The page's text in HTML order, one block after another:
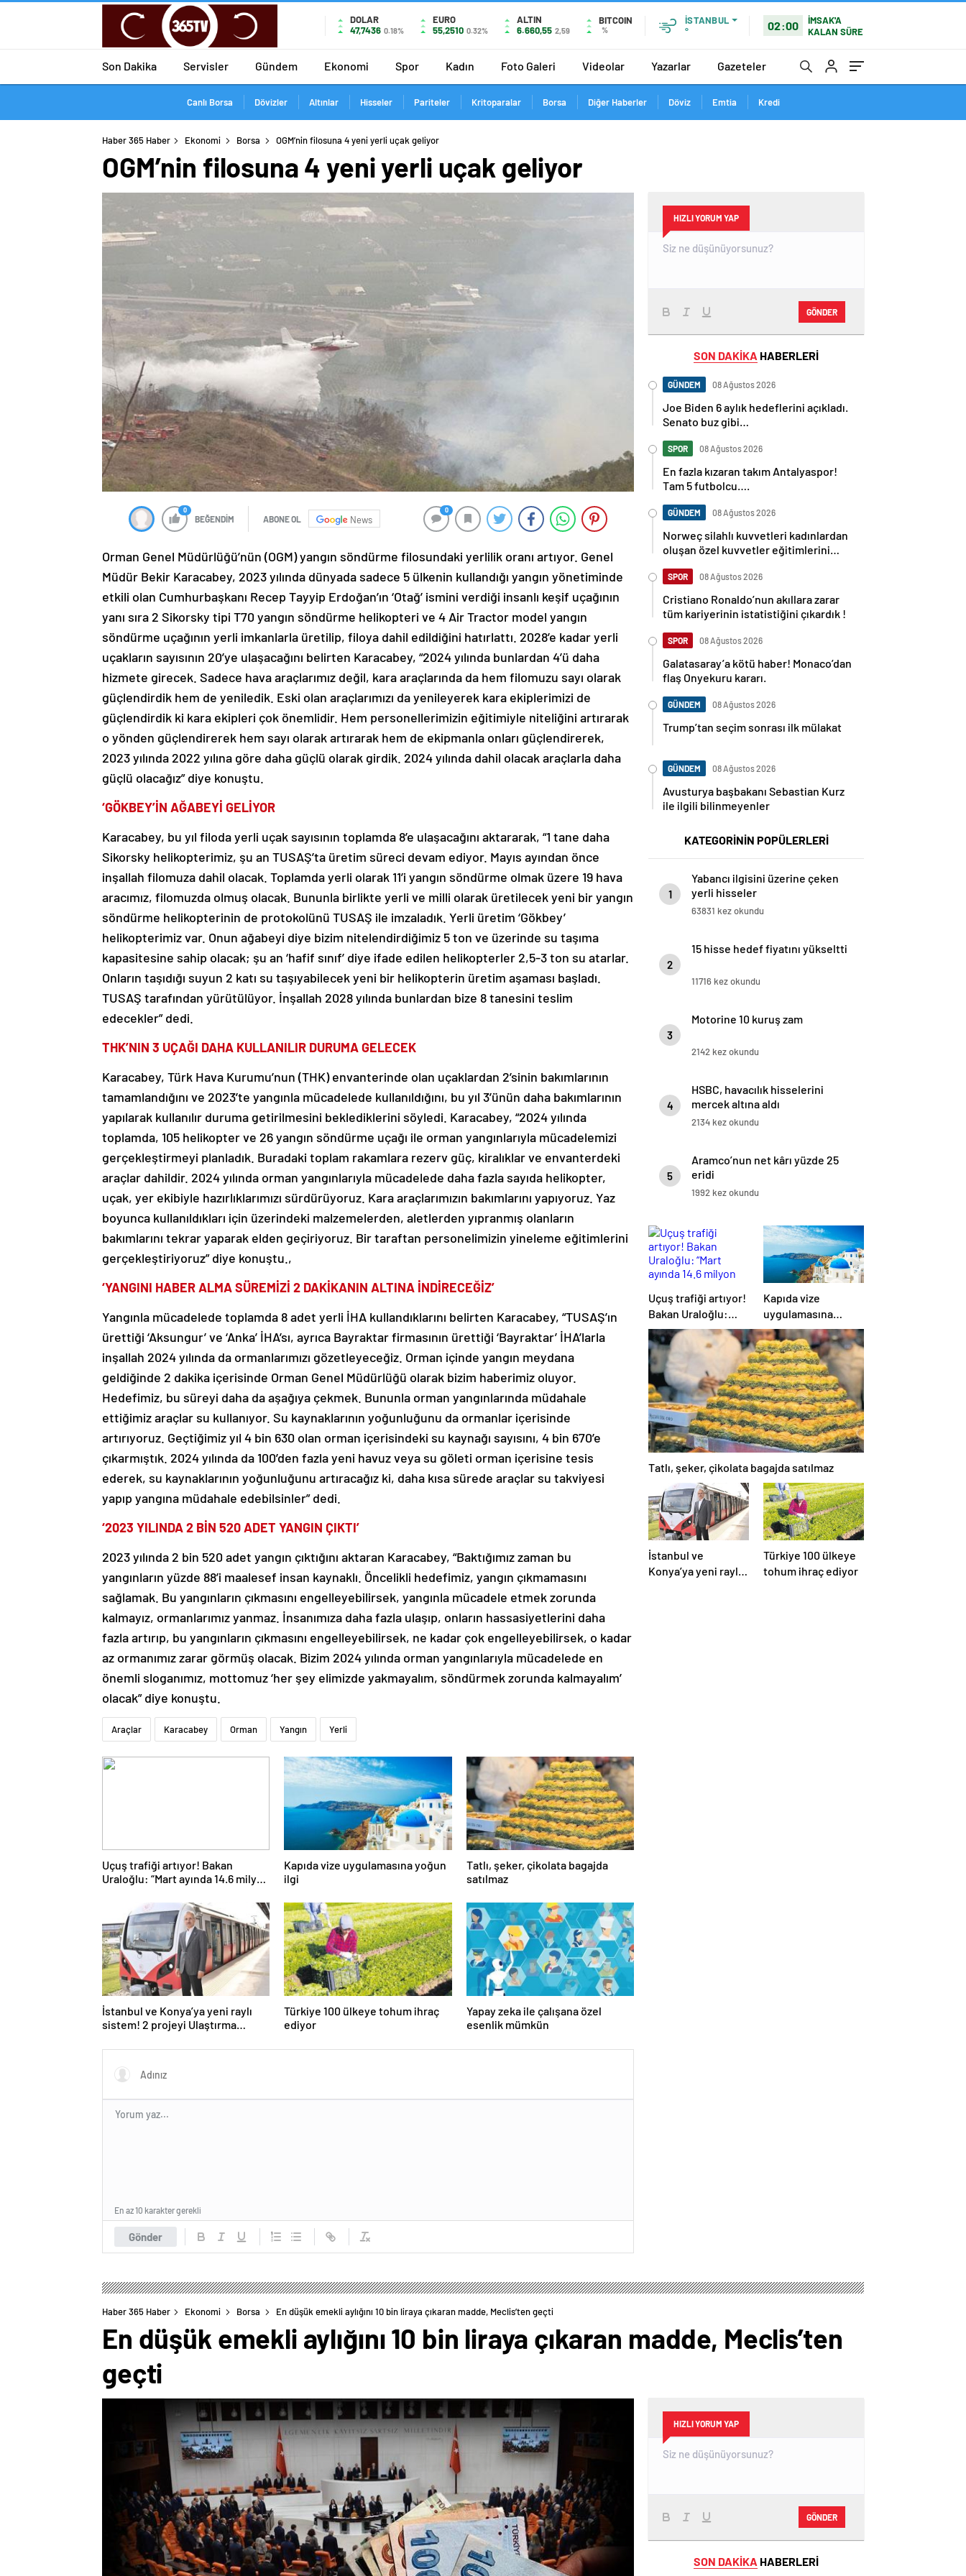
DOLAR
47,7436 0.18%
EURO
55,2510 0.32%
ALTIN
6.660,55 2,59
BITCOIN
%
İSTANBUL
°
02:00
İMSAK'A
KALAN SÜRE
Son Dakika Servisler Gündem Ekonomi Spor Kadın Foto Galeri Videolar Yazarlar Gazeteler
Canlı Borsa Dövizler Altınlar Hisseler Pariteler Kritoparalar Borsa Diğer Haberler Döviz Emtia Kredi
Haber 365 Haber Ekonomi Borsa OGM’nin filosuna 4 yeni yerli uçak geliyor
OGM’nin filosuna 4 yeni yerli uçak geliyor
0
BEĞENDİM ABONE OL News
0
Orman Genel Müdürlüğü’nün (OGM) yangın söndürme filosundaki yerlilik oranı artıyor. Genel
Müdür Bekir Karacabey, 2023 yılında dünyada sadece 5 ülkenin kullandığı yangın yönetiminde
etkili olan Cumhurbaşkanı Recep Tayyip Erdoğan’ın ‘Otağ’ ismini verdiği insanlı keşif uçağının
yanı sıra 2 Sikorsky tipi T70 yangın söndürme helikopteri ve 4 Air Tractor model yangın
söndürme uçağının yerli imkanlarla üretilip, filoya dahil edildiğini hatırlattı. 2028’e kadar yerli
uçakların sayısının 20’ye ulaşacağını belirten Karacabey, “2024 yılında bunlardan 4’ü daha
hizmete girecek. Sadece hava araçlarımız değil, kara araçlarında da hem filomuzu sayı olarak
güçlendirdik hem de yeniledik. Eski olan araçlarımızı da yenileyerek kara ekiplerimizi de
güçlendirdik ki kara ekipleri çok önemlidir. Hem personellerimizin eğitimiyle niteliğini artırarak
o yönden güçlendirerek hem sayı olarak artırarak hem de ekipmanla onları güçlendirerek,
2023 yılında 2022 yılına göre daha güçlü olarak girdik. 2024 yılında dahil olacak araçlarla daha
güçlü olacağız” diye konuştu.
‘GÖKBEY’İN AĞABEYİ GELİYOR
Karacabey, bu yıl filoda yerli uçak sayısının toplamda 8’e ulaşacağını aktararak, “1 tane daha
Sikorsky helikopterimiz, şu an TUSAŞ’ta üretim süreci devam ediyor. Mayıs ayından önce
inşallah filomuza dahil olacak. Toplamda yerli olarak 11’i yangın söndürme olmak üzere 19 hava
aracımız, filomuzda olmuş olacak. Bununla birlikte yerli ve milli olarak üretilecek yeni bir yangın
söndürme helikopterinin de protokolünü TUSAŞ ile imzaladık. Yerli üretim ‘Gökbey’
helikopterimiz var. Onun ağabeyi diye bizim nitelendirdiğimiz 5 ton ve üzerinde su taşıma
kapasitesine sahip olacak; şu an ‘hafif sınıf’ diye ifade edilen helikopterler 2,5-3 ton su atarlar.
Onların taşıdığı suyun 2 katı su taşıyabilecek yeni bir helikopterin üretim aşaması başladı.
TUSAŞ tarafından yürütülüyor. İnşallah 2028 yılında bunlardan bize 8 tanesini teslim
edecekler” dedi.
THK’NIN 3 UÇAĞI DAHA KULLANILIR DURUMA GELECEK
Karacabey, Türk Hava Kurumu’nun (THK) envanterinde olan uçaklardan 2’sinin bakımlarının
tamamlandığını ve 2023’te yangınla mücadelede kullanıldığını, bu yıl 3’ünün daha bakımlarının
yapılarak kullanılır duruma getirilmesini beklediklerini söyledi. Karacabey, “2024 yılında
toplamda, 105 helikopter ve 26 yangın söndürme uçağı ile orman yangınlarıyla mücadelemizi
gerçekleştirmeyi planladık. Buradaki toplam rakamlara rezerv güç, kiralıklar ve envanterdeki
araçlar dahildir. 2024 yılında orman yangınlarıyla mücadelede daha fazla sayıda helikopter,
uçak, yer ekibiyle hazırlıklarımızı sürdürüyoruz. Kara araçlarımızın bakımlarını yapıyoruz. Yaz
boyunca kullanıldıkları için üzerindeki malzemelerden, aletlerden yıpranmış olanların
bakımlarını tekrar yaparak elden geçiriyoruz. Bir taraftan personelimizin yineleme eğitimlerini
gerçekleştiriyoruz” diye konuştu.,
‘YANGINI HABER ALMA SÜREMİZİ 2 DAKİKANIN ALTINA İNDİRECEĞİZ’
Yangınla mücadelede toplamda 8 adet yerli İHA kullandıklarını belirten Karacabey, “TUSAŞ’ın
ürettiği ‘Aksungur’ ve ‘Anka’ İHA’sı, ayrıca Bayraktar firmasının ürettiği ‘Bayraktar’ İHA’larla
inşallah 2024 yılında da ormanlarımızı gözetleyeceğiz. Orman içinde yangın meydana
geldiğinde 2 dakika içerisinde Orman Genel Müdürlüğü olarak bizim haberimiz oluyor.
Hedefimiz, bu süreyi daha da aşağıya çekmek. Bununla orman yangınlarında müdahale
ettiğimiz araçlar su kullanıyor. Su kaynaklarının yoğunluğunu da ormanlar içerisinde
artırıyoruz. Geçtiğimiz yıl 4 bin 630 olan orman içerisindeki su kaynağı sayısını, 4 bin 670’e
çıkarmıştık. 2024 yılında da 100’den fazla yeni havuz veya su göleti orman içerisine tesis
ederek, su kaynaklarının yoğunluğunu artıracağız ki, daha kısa sürede araçlar su takviyesi
yapıp yangına müdahale edebilsinler” dedi.
‘2023 YILINDA 2 BİN 520 ADET YANGIN ÇIKTI’
2023 yılında 2 bin 520 adet yangın çıktığını aktaran Karacabey, “Baktığımız zaman bu
yangınların yüzde 88’i maalesef insan kaynaklı. Öncelikli hedefimiz, yangın çıkmamasını
sağlamak. Bu yangınların çıkmasını engelleyebilirsek, yangınla mücadele etmek zorunda
kalmayız, ormanlarımız yanmaz. İnsanımıza daha fazla ulaşıp, onların hassasiyetlerini daha
fazla artırıp, bu yangınların çıkmasını engelleyebilirsek, ne kadar çok engelleyebilirsek, o kadar
az ormanımız zarar görmüş olacak. Bizim 2024 yılında orman yangınlarıyla mücadelede en
önemli sloganımız, mottomuz ‘her şey elimizde yakmayalım, söndürmek zorunda kalmayalım’
olacak” diye konuştu.
Araçlar Karacabey Orman Yangın Yerli
Uçuş trafiği artıyor! Bakan
Uraloğlu: “Mart ayında 14.6 milyon
Kapıda vize uygulamasına yoğun
ilgi
Tatlı, şeker, çikolata bagajda
satılmaz
İstanbul ve Konya’ya yeni raylı
sistem! 2 projeyi Ulaştırma
Türkiye 100 ülkeye tohum ihraç
ediyor
Yapay zeka ile çalışana özel
esenlik mümkün
Gönder
En az 10 karakter gerekli
HIZLI YORUM YAP
GÖNDER
SON DAKİKA HABERLERİ
GÜNDEM 08 Ağustos 2026
Joe Biden 6 aylık hedeflerini açıkladı.
Senato buz gibi…
SPOR 08 Ağustos 2026
En fazla kızaran takım Antalyaspor!
Tam 5 futbolcu….
GÜNDEM 08 Ağustos 2026
Norweç silahlı kuvvetleri kadınlardan
oluşan özel kuvvetler eğitimlerini
SPOR 08 Ağustos 2026
Cristiano Ronaldo’nun akıllara zarar
tüm kariyerinin istatistiğini çıkardık !
SPOR 08 Ağustos 2026
Galatasaray’a kötü haber! Monaco’dan
flaş Onyekuru kararı.
GÜNDEM 08 Ağustos 2026
Trump’tan seçim sonrası ilk mülakat
GÜNDEM 08 Ağustos 2026
Avusturya başbakanı Sebastian Kurz
ile ilgili bilinmeyenler
KATEGORİNİN POPÜLERLERİ
1
Yabancı ilgisini üzerine çeken
yerli hisseler
63831 kez okundu
2
15 hisse hedef fiyatını yükseltti
11716 kez okundu
3
Motorine 10 kuruş zam
2142 kez okundu
4
HSBC, havacılık hisselerini
mercek altına aldı
2134 kez okundu
5
Aramco’nun net kârı yüzde 25
eridi
1992 kez okundu
Uçuş trafiği artıyor!
Bakan Uraloğlu:
“Mart ayında 14.6
milyon yolcu uçakla
seyahat etti”
Kapıda vize
uygulamasına
yoğun ilgi
Tatlı, şeker, çikolata bagajda satılmaz
İstanbul ve
Konya’ya yeni raylı
Türkiye 100 ülkeye
tohum ihraç ediyor
Haber 365 Haber Ekonomi Borsa En düşük emekli aylığını 10 bin liraya çıkaran madde, Meclis’ten geçti
En düşük emekli aylığını 10 bin liraya çıkaran madde, Meclis’ten
geçti
HIZLI YORUM YAP
GÖNDER
SON DAKİKA HABERLERİ